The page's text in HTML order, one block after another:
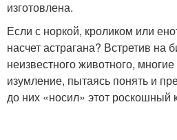
изготовлена.
Если с норкой, кроликом или
насчет астрагана? Встретив на
неизвестного животного,
изумление, пытаясь понять и
до них «носил» этот роскошный